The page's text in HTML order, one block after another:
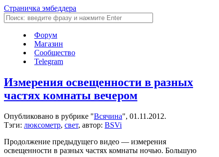
Страничка эмбеддера
Форум
Магазин
Сообщество
Telegram
Измерения освещенности в разных
частях комнаты вечером
Опубликовано в рубрике "Всячина", 01.11.2012.
Тэги: люксометр, свет, автор: BSVi
Продолжение предыдущего видео — измерения
освещенности в разных частях комнаты ночью. Большую